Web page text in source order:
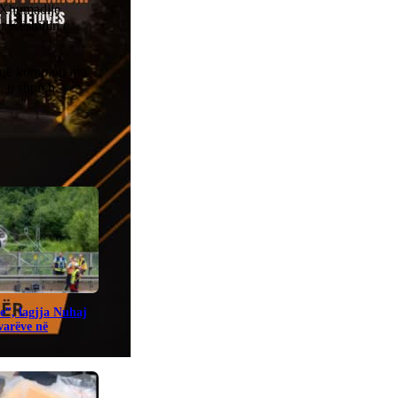
Këshillin e
komploti mu
u shpreh
lagjja Nuhaj
në